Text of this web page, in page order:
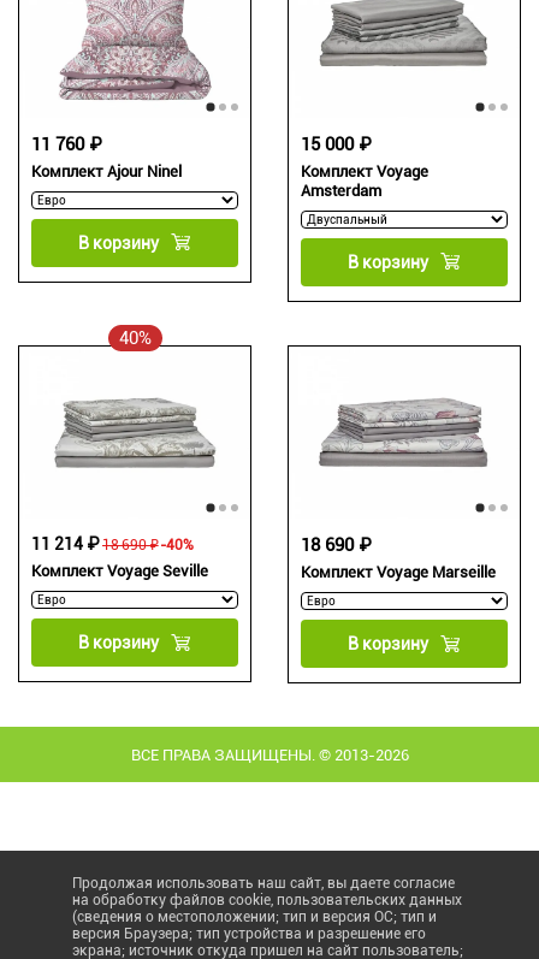
Комплект Ajour Ninel
11 760 ₽
В корзину
Комплект Voyage
Amsterdam
15 000 ₽
В корзину
40%
Комплект Voyage Seville
18 690 ₽
11 214 ₽ -40%
В корзину
Комплект Voyage Marseille
18 690 ₽
В корзину
ВСЕ ПРАВА ЗАЩИЩЕНЫ. © 2013-2026
Продолжая использовать наш сайт, вы даете согласие
на обработку файлов cookie, пользовательских данных
(сведения о местоположении; тип и версия ОС; тип и
версия Браузера; тип устройства и разрешение его
экрана; источник откуда пришел на сайт пользователь;